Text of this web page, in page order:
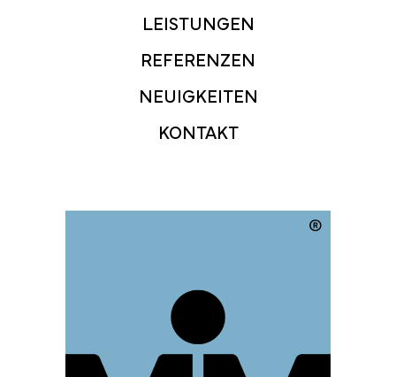
LEISTUNGEN
REFERENZEN
NEUIGKEITEN
KONTAKT